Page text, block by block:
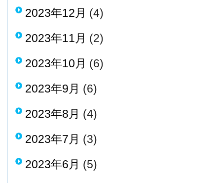
2023年12月 (4)
2023年11月 (2)
2023年10月 (6)
2023年9月 (6)
2023年8月 (4)
2023年7月 (3)
2023年6月 (5)